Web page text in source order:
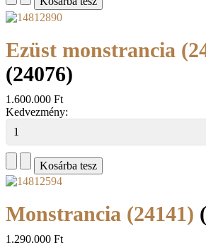
Ezüst monstrancia
(24076)
1.600.000 Ft
Kedvezmény:
Monstrancia (24141)
1.290.000 Ft